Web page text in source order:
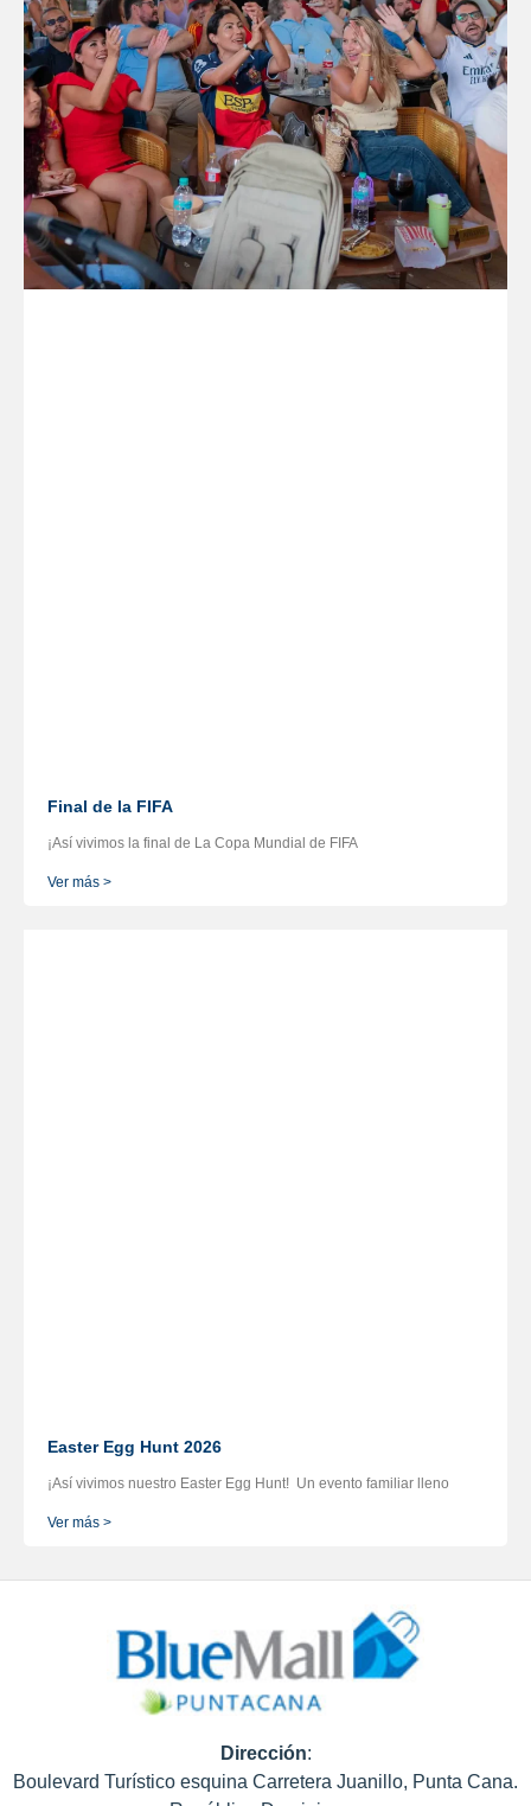
Final de la FIFA
¡Así vivimos la final de La Copa Mundial de FIFA
Ver más >
Easter Egg Hunt 2026
¡Así vivimos nuestro Easter Egg Hunt! Un evento familiar lleno
Ver más >
Dirección:
Boulevard Turístico esquina Carretera Juanillo, Punta Cana.